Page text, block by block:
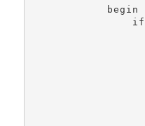
            begin